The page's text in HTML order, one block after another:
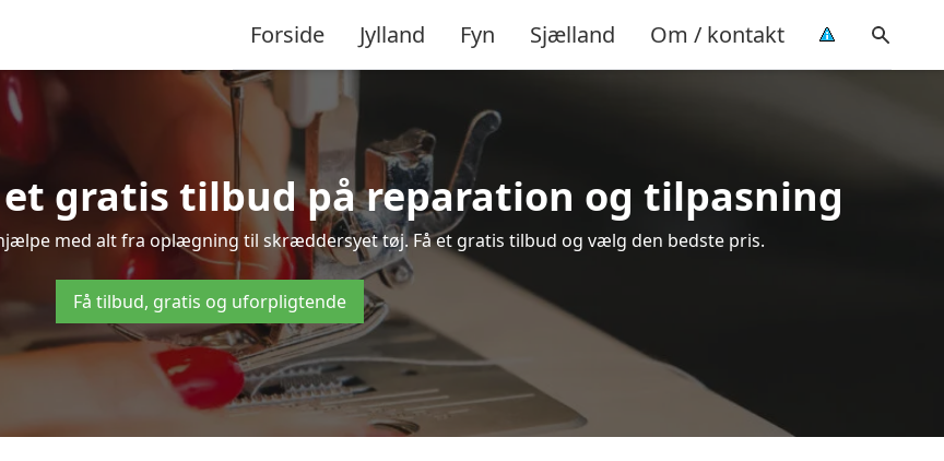
Forside Jylland Fyn Sjælland Om / kontakt
et gratis tilbud på reparation og tilpasning
med alt fra oplægning til skræddersyet tøj. Få et gratis tilbud og vælg den bedste pris.
Få tilbud, gratis og uforpligtende